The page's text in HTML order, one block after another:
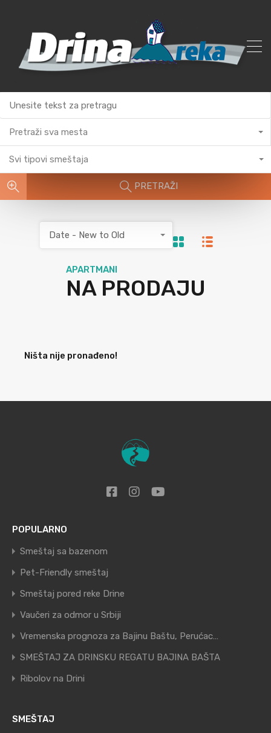
Pretraži sva mesta
Svi tipovi smeštaja
PRETRAŽI
APARTMANI
NA PRODAJU
Date - New to Old
Ništa nije pronađeno!
POPULARNO
Smeštaj sa bazenom
Pet-Friendly smeštaj
Smeštaj pored reke Drine
Vaučeri za odmor u Srbiji
Vremenska prognoza za Bajinu Baštu, Perućac…
SMEŠTAJ ZA DRINSKU REGATU BAJINA BAŠTA
Ribolov na Drini
SMEŠTAJ